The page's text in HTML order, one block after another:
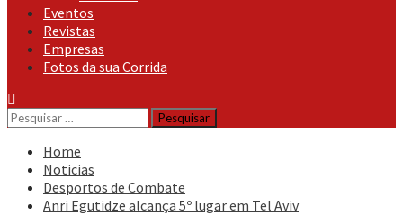
Eventos
Revistas
Empresas
Fotos da sua Corrida
Pesquisar
por:
Home
Noticias
Desportos de Combate
Anri Egutidze alcança 5º lugar em Tel Aviv